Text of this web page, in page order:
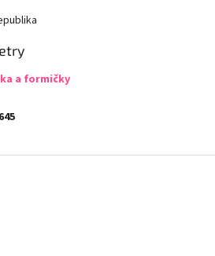
a formičky